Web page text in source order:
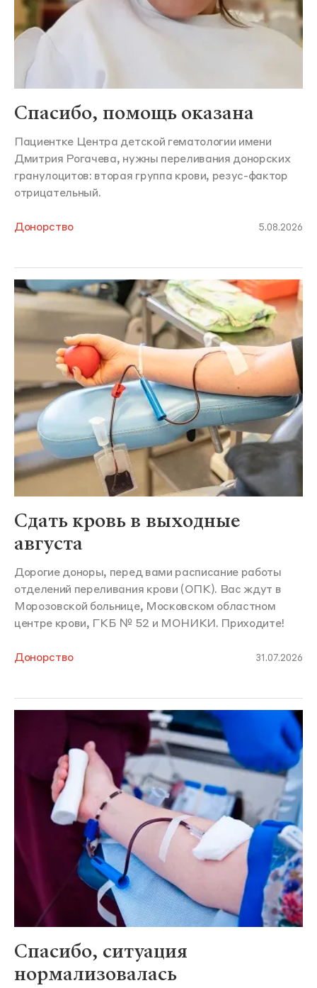
Спасибо, помощь оказана
Пациентке Центра детской гематологии имени
Дмитрия Рогачева, нужны переливания донорских
гранулоцитов: вторая группа крови, резус-фактор
отрицательный.
Донорство 5.08.2026
Сдать кровь в выходные
августа
Дорогие доноры, перед вами расписание работы
отделений переливания крови (ОПК). Вас ждут в
Морозовской больнице, Московском областном
центре крови, ГКБ № 52 и МОНИКИ. Приходите!
Донорство 31.07.2026
Спасибо, ситуация
нормализовалась